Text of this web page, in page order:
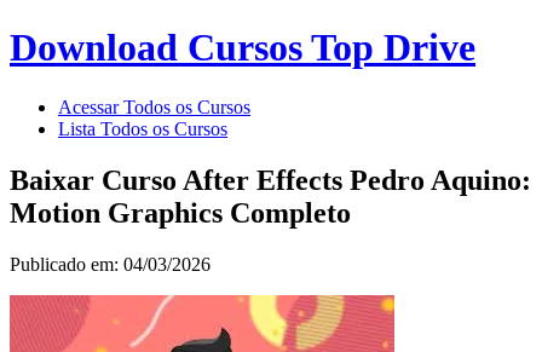
Download Cursos Top Drive
Acessar Todos os Cursos
Lista Todos os Cursos
Baixar Curso After Effects Pedro Aquino:
Motion Graphics Completo
Publicado em: 04/03/2026